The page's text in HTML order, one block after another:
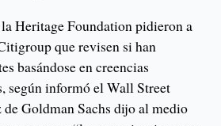
Heritage Foundation pidieron a
que revisen si han
basándose en creencias
según informó el Wall Street
Goldman Sachs dijo al medio